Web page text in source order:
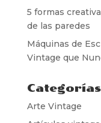
5 formas
de las paredes
Máquinas de
Vintage que
Categorías
Arte Vintage